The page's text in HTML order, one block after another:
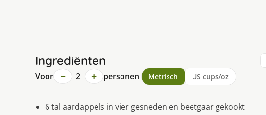
Ingrediënten
Voor − 2 + personen Metrisch US cups/oz
6 tal aardappels in vier gesneden en beetgaar gekookt